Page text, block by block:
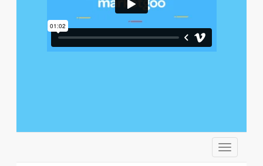
Navigatie
in-/